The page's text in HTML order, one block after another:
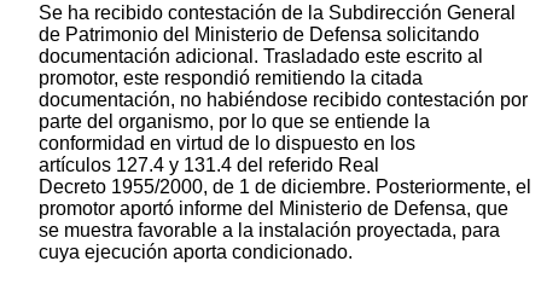
Se ha recibido contestación de la Subdirección General
de Patrimonio del Ministerio de Defensa solicitando
documentación adicional. Trasladado este escrito al
promotor, este respondió remitiendo la citada
documentación, no habiéndose recibido contestación por
parte del organismo, por lo que se entiende la
conformidad en virtud de lo dispuesto en los
artículos 127.4 y 131.4 del referido Real
Decreto 1955/2000, de 1 de diciembre. Posteriormente, el
promotor aportó informe del Ministerio de Defensa, que
se muestra favorable a la instalación proyectada, para
cuya ejecución aporta condicionado.